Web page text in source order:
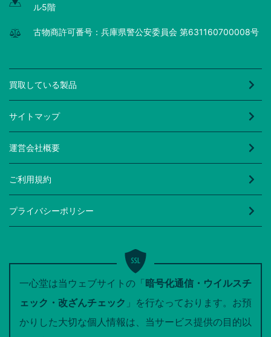
ル5階
古物商許可番号：兵庫県警公安委員会 第631160700008号
買取している製品
サイトマップ
運営会社概要
ご利用規約
プライバシーポリシー
一心堂は当ウェブサイトの「暗号化通信・ウイルスチ
ェック・改ざんチェック 」を行なっております。お預
かりした大切な個人情報は、当サービス提供の目的以